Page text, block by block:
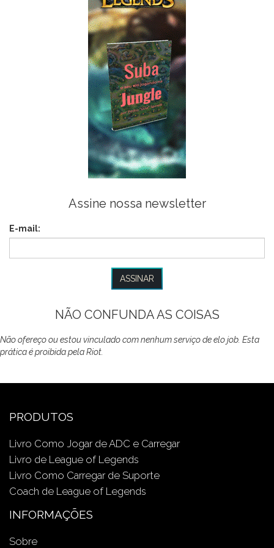
Assine nossa newsletter
E-mail:
NÃO CONFUNDA AS COISAS
Não ofereço ou estou vinculado com nenhum serviço de elo job. Esta
prática é proibida pela Riot.
PRODUTOS
Livro Como Jogar de ADC e Carregar
Livro de League of Legends
Livro Como Carregar de Suporte
Coach de League of Legends
INFORMAÇÕES
Sobre